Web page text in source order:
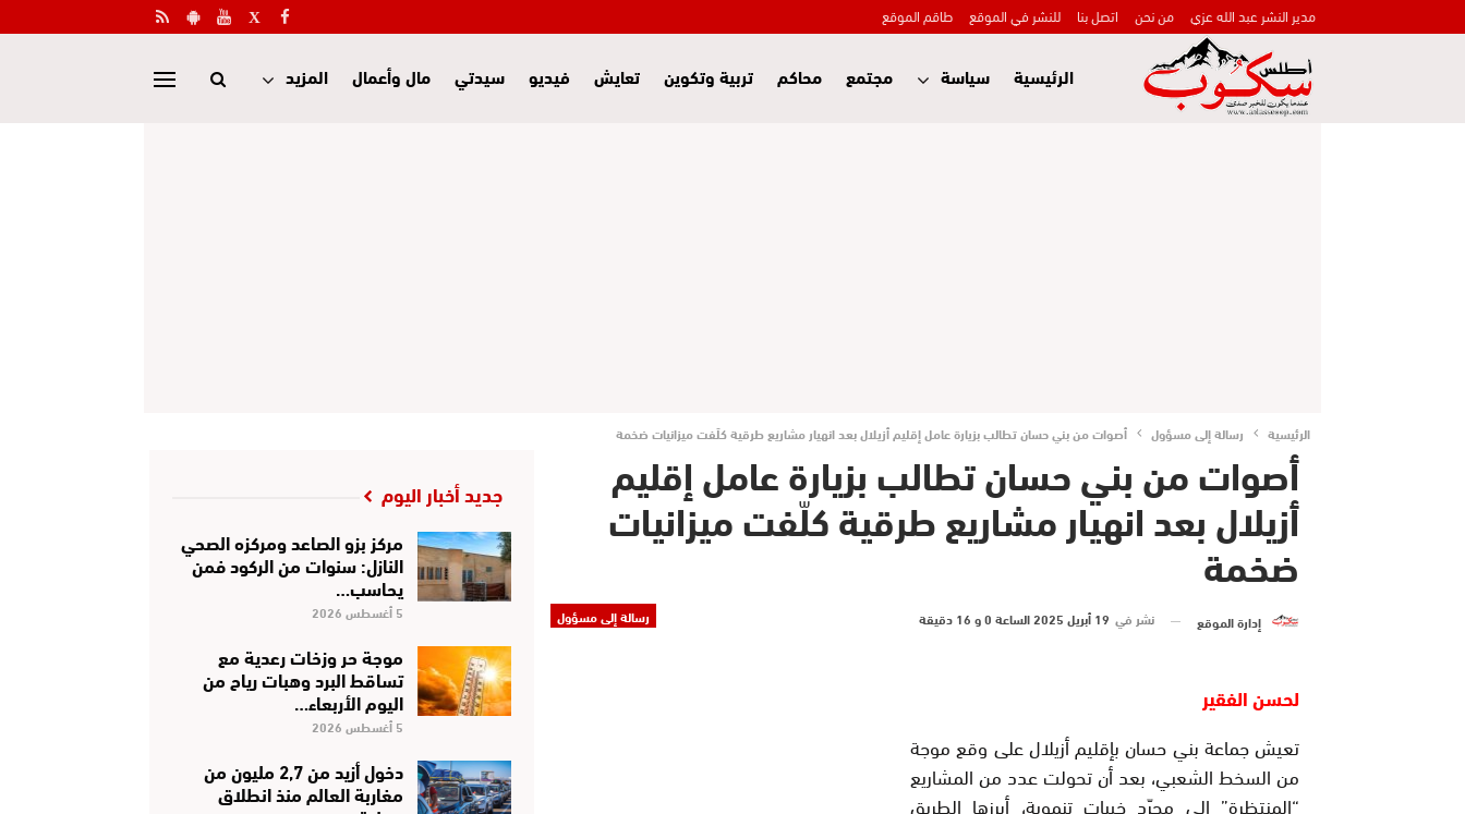
مدير النشر عبد الله عزي من نحن اتصل بنا للنشر في الموقع طاقم الموقع
الرئيسية سياسة مجتمع محاكم تربية وتكوين تعايش فيديو سيدتي مال وأعمال المزيد
الرئيسية رسالة إلى مسؤول أصوات من بني حسان تطالب بزيارة عامل إقليم أزيلال بعد انهيار مشاريع طرقية كلّفت ميزانيات ضخمة
أصوات من بني حسان تطالب بزيارة عامل إقليم
أزيلال بعد انهيار مشاريع طرقية كلّفت ميزانيات
ضخمة
رسالة إلى مسؤول إدارة الموقع نشر في 19 أبريل 2025 الساعة 0 و 16 دقيقة
لحسن الفقير
تعيش جماعة بني حسان بإقليم أزيلال على وقع موجة
من السخط الشعبي، بعد أن تحولت عدد من المشاريع
“المنتظرة” إلى مجرّد خيبات تنموية، أبرزها الطريق
جديد أخبار اليوم
مركز بزو الصاعد ومركزه الصحي
النازل: سنوات من الركود فمن
يحاسب…
5 أغسطس 2026
موجة حر وزخات رعدية مع
تساقط البرد وهبات رياح من
اليوم الأربعاء…
5 أغسطس 2026
دخول أزيد من 2,7 مليون من
مغاربة العالم منذ انطلاق